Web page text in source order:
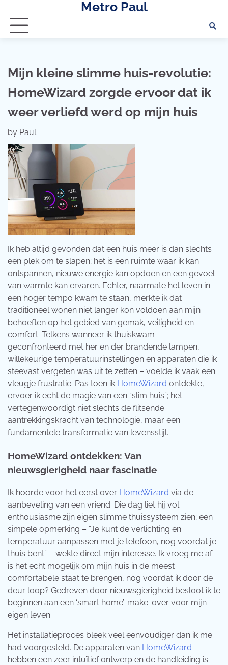
content
Metro Paul
Mijn kleine slimme huis-revolutie:
HomeWizard zorgde ervoor dat ik
weer verliefd werd op mijn huis
by Paul
Ik heb altijd gevonden dat een huis meer is dan slechts
een plek om te slapen; het is een ruimte waar ik kan
ontspannen, nieuwe energie kan opdoen en een gevoel
van warmte kan ervaren. Echter, naarmate het leven in
een hoger tempo kwam te staan, merkte ik dat
traditioneel wonen niet langer kon voldoen aan mijn
behoeften op het gebied van gemak, veiligheid en
comfort. Telkens wanneer ik thuiskwam –
geconfronteerd met her en der brandende lampen,
willekeurige temperatuurinstellingen en apparaten die ik
steevast vergeten was uit te zetten – voelde ik vaak een
vleugje frustratie. Pas toen ik HomeWizard ontdekte,
ervoer ik echt de magie van een “slim huis”; het
vertegenwoordigt niet slechts de flitsende
aantrekkingskracht van technologie, maar een
fundamentele transformatie van levensstijl.
HomeWizard ontdekken: Van
nieuwsgierigheid naar fascinatie
Ik hoorde voor het eerst over HomeWizard via de
aanbeveling van een vriend. Die dag liet hij vol
enthousiasme zijn eigen slimme thuissysteem zien; een
simpele opmerking – “Je kunt de verlichting en
temperatuur aanpassen met je telefoon, nog voordat je
thuis bent” – wekte direct mijn interesse. Ik vroeg me af:
is het echt mogelijk om mijn huis in de meest
comfortabele staat te brengen, nog voordat ik door de
deur loop? Gedreven door nieuwsgierigheid besloot ik te
beginnen aan een ‘smart home’-make-over voor mijn
eigen leven.
Het installatieproces bleek veel eenvoudiger dan ik me
had voorgesteld. De apparaten van HomeWizard
hebben een zeer intuïtief ontwerp en de handleiding is